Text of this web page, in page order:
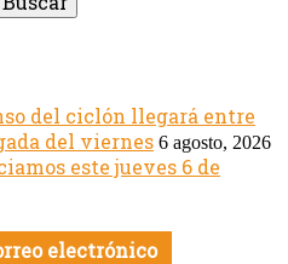
del ciclón llegará entre
del viernes 6 agosto, 2026
este jueves 6 de
electrónico